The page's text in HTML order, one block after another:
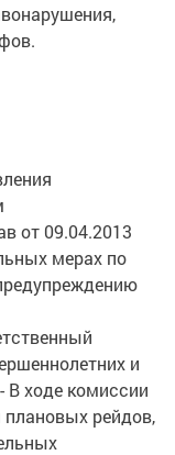
от 09.04.2013
мерах по
и
В ходе комиссии
рейдов,